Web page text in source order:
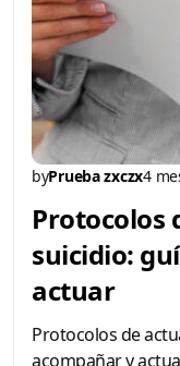
byPrueba zxczx4
Protocolos
suicidio:
actuar
Protocolos de
acompañar y